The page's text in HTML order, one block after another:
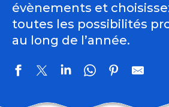
évènements et
toutes les possibilités
au long de l’année.